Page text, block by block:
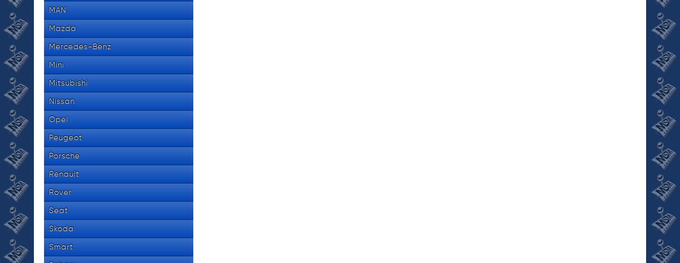
MAN
Mazda
Mercedes-Benz
Mini
Mitsubishi
Nissan
Opel
Peugeot
Porsche
Renault
Rover
Seat
Skoda
Smart